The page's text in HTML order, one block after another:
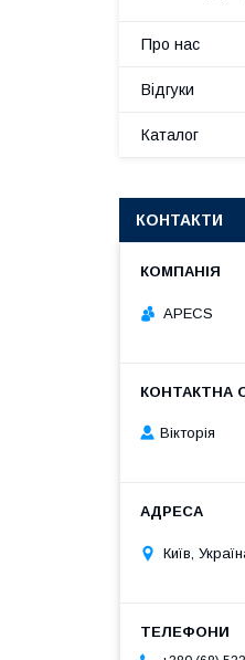
Про нас
Відгуки
Каталог
КОНТАКТИ
APECS
Вікторія
Київ,